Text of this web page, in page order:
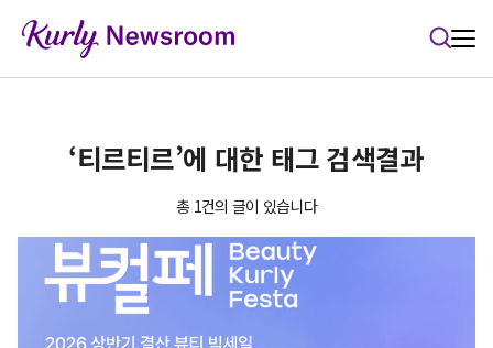
‘티르티르’에 대한 태그 검색결과
총 1건의 글이 있습니다